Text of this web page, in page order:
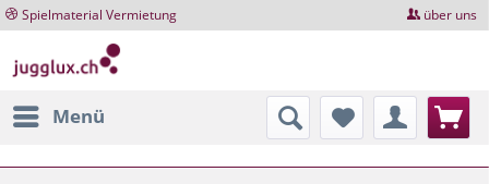
Spielmaterial Vermietung über uns
Menü